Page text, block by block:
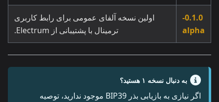
0.1.0-
alpha
اولین نسخه آلفای عمومی برای رابط کاربری
ترمینال با پشتیبانی از Electrum.
به دنبال نسخه ۱ هستید؟
اگر نیازی به بازیابی بذر BIP39 موجود ندارید، توصیه